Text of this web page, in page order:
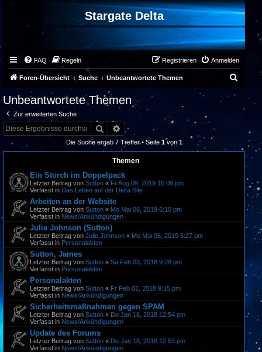
Stargate Delta
FAQ Regeln Anmelden
Registrieren
Foren-Übersicht Suche Unbeantwortete Themen
Unbeantwortete Themen
Zur erweiterten Suche
Suche Erweiterte Suche
Die Suche ergab 7 Treffer • Seite 1von 1
Themen
Ein Storch im Doppelpack
Letzter Beitrag von Sutton « Fr Aug 09, 2019 10:08 pm
Verfasst in Das Leben auf der Delta Site
Arbeiten an der Website
Letzter Beitrag von Sutton « Mo Mai 06, 2019 6:10 pm
Verfasst in News/Ankündigungen
Julie Johnson (Sutton)
Letzter Beitrag von Julie Johnson « Mo Mai 06, 2019 5:27 pm
Verfasst in Personalakten
Sutton, James
Letzter Beitrag von Sutton « Sa Feb 03, 2018 9:28 pm
Verfasst in Personalakten
Personalakten
Letzter Beitrag von Sutton « Fr Feb 02, 2018 9:15 pm
Verfasst in News/Ankündigungen
Sicherheitsmaßnahmen gegen SPAM
Letzter Beitrag von Sutton « Do Jan 18, 2018 12:54 pm
Verfasst in News/Ankündigungen
Update des Forums
Letzter Beitrag von Sutton « Do Jan 18, 2018 12:53 pm
Verfasst in News/Ankündigungen